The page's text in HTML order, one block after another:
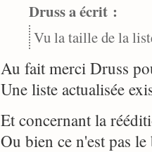
Druss a écrit :
Vu la taille de la
Au fait merci Druss
Une liste actualisée
Et concernant la
Ou bien ce n'est pas